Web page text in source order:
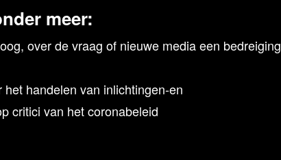
meer:
over de vraag of nieuwe media een bedreiging
handelen van inlichtingen-en
critici van het coronabeleid